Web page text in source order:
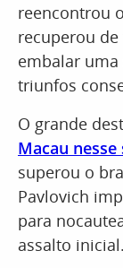
reencontrou
recuperou
embalar
triunfos
O grande
Macau nesse
superou o
Pavlovich
para
assalto inicial.